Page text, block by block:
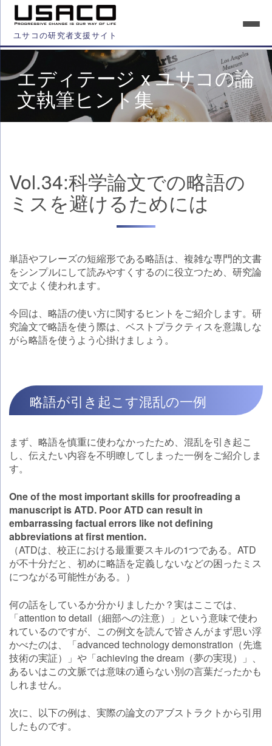
ユサコの研究者支援サイト
エディテージ x ユサコの論
文執筆ヒント集
Vol.34:科学論文での略語の
ミスを避けるためには
単語やフレーズの短縮形である略語は、複雑な専門的文書
をシンプルにして読みやすくするのに役立つため、研究論
文でよく使われます。
今回は、略語の使い方に関するヒントをご紹介します。研
究論文で略語を使う際は、ベストプラクティスを意識しな
がら略語を使うよう心掛けましょう。
略語が引き起こす混乱の一例
まず、略語を慎重に使わなかったため、混乱を引き起こ
し、伝えたい内容を不明瞭してしまった一例をご紹介しま
す。
One of the most important skills for proofreading a
manuscript is ATD. Poor ATD can result in
embarrassing factual errors like not defining
abbreviations at first mention.
（ATDは、校正における最重要スキルの1つである。ATD
が不十分だと、初めに略語を定義しないなどの困ったミス
につながる可能性がある。）
何の話をしているか分かりましたか？実はここでは、
「attention to detail（細部への注意）」という意味で使わ
れているのですが、この例文を読んで皆さんがまず思い浮
かべたのは、「advanced technology demonstration（先進
技術の実証）」や「achieving the dream（夢の実現）」、
あるいはこの文脈では意味の通らない別の言葉だったかも
しれません。
次に、以下の例は、実際の論文のアブストラクトから引用
したものです。